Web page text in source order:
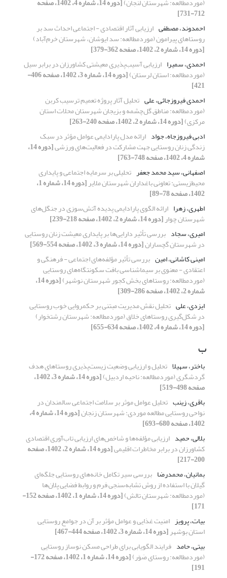
712-731]
احمدوند، مصطفی ارزیابی آثار اقتصادی - اجتماعی احداث سد بر
روستاهای پیرامون (موردمطالعه: سد ایوشان، شهرستان خرم‌آباد)
[دوره 14، شماره 2، 1402، صفحه 362-379]
احمدی، سمیرا ارزیابی آسیب‌پذیری معیشتی کشاورزان در برابر سیل
(موردمطالعه: استان لرستان) [دوره 14، شماره 3، 1402، صفحه 406-
421]
احمدی فیروزجائی، علی تحلیل آثار پروژه تعمیم ترسیب کربن
(موردمطالعه: مناطق گل‌چشمه و بزیجان شهرستان محلات استان
مرکزی)[دوره 14، شماره 2، 1402، صفحه 240-263]
ادبی فیروزجاه، جواد ارائه مدل پارادایمی عوامل مؤثر در سبک
زندگی زنان روستایی جهت مشارکت در فعالیت‌های ورزشی [دوره 14،
شماره 4، 1402، صفحه 748-763]
اصفهانی، سید محمد جعفر تحلیلی بر سرمایه اجتماعی و پایداری
‌محیط‌زیستی‌: تعاونی باغداران شهرستان ملایر [دوره 14، شماره 1،
1402، صفحه 78-89]
اطهری، زهرا ارائه الگوی پارادایمی پدیده آتش‌سوزی در جنگل‌های
شهرستان چوار[دوره 14، شماره 2، 1402، صفحه 218-239]
امیری، سجاد بررسی تأثیر دارایی‌ها بر پایداری معیشت زنان روستایی
در شهرستان گچساران[دوره 14، شماره 3، 1402، صفحه 554-569]
امینی کاشانی، امین بررسی تأثیر مؤلفه‌های اجتماعی - فرهنگی و
اعتقاد‌ی - معنوی بر سیماشناسی بافت سکونتگاه‌های روستایی
(موردمطالعه: روستاهای بخش کجور شهرستان نوشهر) [دوره 14،
شماره 2، 1402، صفحه 286-309]
ایزدی، علی تحلیل نقش مدیریت مبتنی بر حکمروایی خوب روستایی
در شکل‌گیری روستاهای خلاق (موردمطالعه: شهرستان رشتخوار)
[دوره 14، شماره 4، 1402، صفحه 634-655]
ب
باختر، سهیلا تحلیل و ارزیابی وضعیت زیست‌پذیری روستاهای هدف
گردشگری (موردمطالعه: ناحیه اردبیل) [دوره 14، شماره 3، 1402،
صفحه 498-519]
باقری، زینب تحلیل عوامل موثر بر سلامت اجتماعی سالمندان در
نواحی روستایی مطالعه موردی: شهرستان زنجان [دوره 14، شماره 4،
1402، صفحه 680-693]
بلالی، حمید ارزیابی مؤلفه‌ها و ‌شاخص‌های ارزیابی تاب‌آوری اقتصادی
کشاورزان در برابر مخاطرات اقلیمی [دوره 14، شماره 2، 1402، صفحه
200-217]
بمانیان، محمدرضا بررسی سیر تکامل خانه‌های روستایی جلگه‌ای
گیلان با استفاده از روش تشابه‌سنجی فرم و روابط فضایی پلان‌ها
(موردمطالعه: شهرستان تالش) [دوره 14، شماره 1، 1402، صفحه 152-
171]
بیات، پرویز امنیت غذایی و عوامل مؤثر بر آن در جوامع روستایی
استان بوشهر[دوره 14، شماره 3، 1402، صفحه 444-467]
بیتی، حامد فرایند الگویابی برای طراحی مسکن نوساز روستایی
(موردمطالعه: روستای صَوَر) [دوره 14، شماره 1، 1402، صفحه 172-
191]